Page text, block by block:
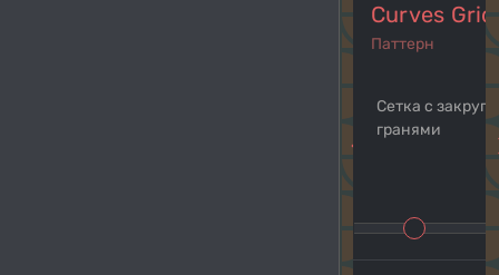
navigate_before
Curves Grid
Паттерн
Сетка с
гранями